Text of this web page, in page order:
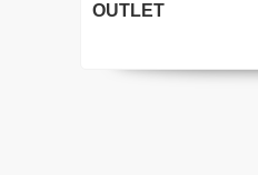
OUTLET